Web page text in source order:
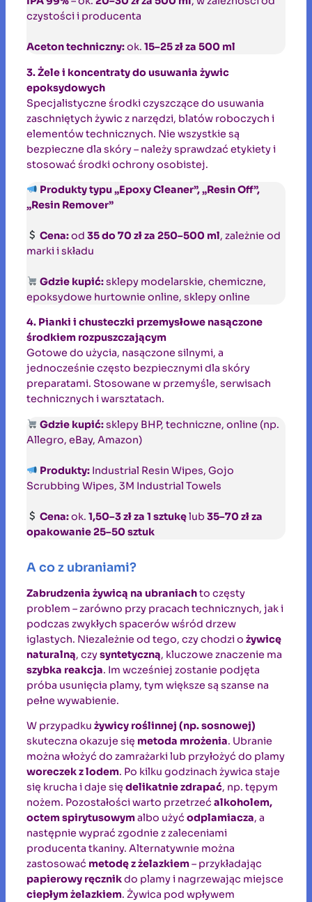
czystości i producenta
Aceton techniczny:ok. 15–25 zł za 500 ml
3. Żele i koncentraty do usuwania żywic
epoksydowych
Specjalistyczne środki czyszczące do usuwania
zaschniętych żywic z narzędzi, blatów roboczych i
elementów technicznych. Nie wszystkie są
bezpieczne dla skóry – należy sprawdzać etykiety i
stosować środki ochrony osobistej.
Produkty typu „Epoxy Cleaner”, „Resin Off”,
„Resin Remover”
Cena:od35 do 70 zł za 250–500 ml, zależnie od
marki i składu
Gdzie kupić:sklepy modelarskie, chemiczne,
epoksydowe hurtownie online, sklepy online
4. Pianki i chusteczki przemysłowe nasączone
środkiem rozpuszczającym
Gotowe do użycia, nasączone silnymi, a
jednocześnie często bezpiecznymi dla skóry
preparatami. Stosowane w przemyśle, serwisach
technicznych i warsztatach.
Gdzie kupić:sklepy BHP, techniczne, online (np.
Allegro, eBay, Amazon)
Produkty: Industrial Resin Wipes, Gojo
Scrubbing Wipes, 3M Industrial Towels
Cena:ok.1,50–3 zł za 1 sztukęlub35–70 zł za
opakowanie 25–50 sztuk
A co z ubraniami?
Zabrudzenia żywicą na ubraniachto częsty
problem – zarówno przy pracach technicznych, jak i
podczas zwykłych spacerów wśród drzew
iglastych. Niezależnie od tego, czy chodzi o żywicę
naturalną, czysyntetyczną, kluczowe znaczenie ma
szybka reakcja. Im wcześniej zostanie podjęta
próba usunięcia plamy, tym większe są szanse na
pełne wywabienie.
W przypadku żywicy roślinnej (np. sosnowej)
skuteczna okazuje się metoda mrożenia. Ubranie
można włożyć do zamrażarki lub przyłożyć do plamy
woreczek z lodem. Po kilku godzinach żywica staje
się krucha i daje się delikatnie zdrapać, np. tępym
nożem. Pozostałości warto przetrzeć alkoholem,
octem spirytusowymalbo użyć odplamiacza, a
następnie wyprać zgodnie z zaleceniami
producenta tkaniny. Alternatywnie można
zastosować metodę z żelazkiem– przykładając
papierowy ręcznikdo plamy i nagrzewając miejsce
ciepłym żelazkiem. Żywica pod wpływem